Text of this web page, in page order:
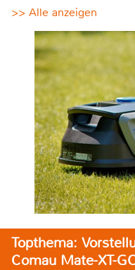
>> Alle anzeigen
Topthema:
Comau Mate-XT-